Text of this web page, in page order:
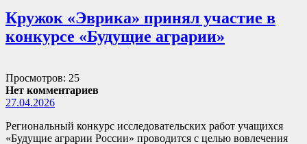
Кружок «Эврика» принял участие в
конкурсе «Будущие аграрии»
Просмотров: 25
Нет комментариев
27.04.2026
Региональный конкурс исследовательских работ учащихся
«Будущие аграрии России» проводится с целью вовлечения